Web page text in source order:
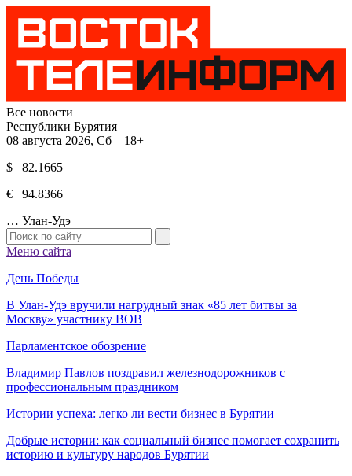
Все новости
Республики Бурятия
08 августа 2026, Сб 18+
$ 82.1665
€ 94.8366
… Улан-Удэ
Меню сайта
День Победы
В Улан-Удэ вручили нагрудный знак «85 лет битвы за
Москву» участнику ВОВ
Парламентское обозрение
Владимир Павлов поздравил железнодорожников с
профессиональным праздником
Истории успеха: легко ли вести бизнес в Бурятии
Добрые истории: как социальный бизнес помогает сохранить
историю и культуру народов Бурятии